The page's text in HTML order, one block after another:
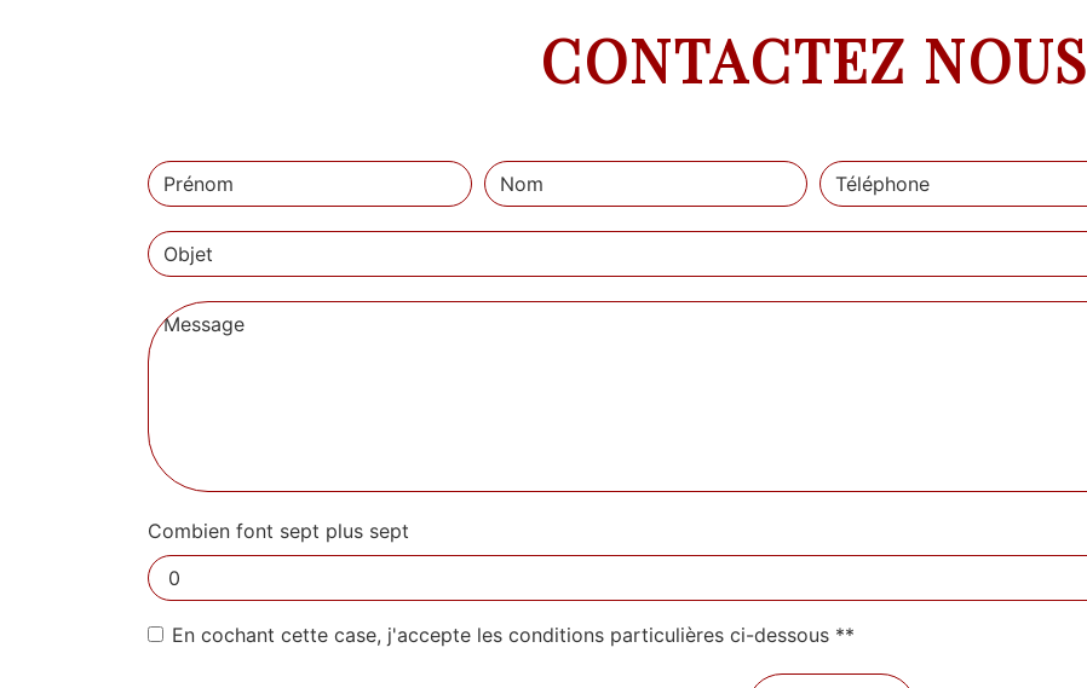
CONTACTEZ NOUS
Combien font sept plus sept
En cochant cette case, j'accepte les conditions particulières ci-dessous **